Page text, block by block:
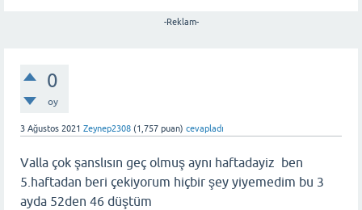
-Reklam-
0
oy
3 Ağustos 2021 Zeynep2308 (1,757 puan) cevapladı
Valla çok şanslısın geç olmuş aynı haftadayiz ben
5.haftadan beri çekiyorum hiçbir şey yiyemedim bu 3
ayda 52den 46 düştüm